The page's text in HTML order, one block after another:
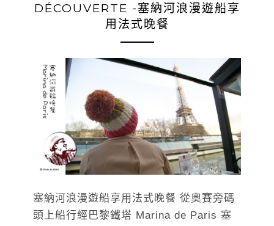
DÉCOUVERTE -塞納河浪漫遊船享
用法式晚餐
塞納河浪漫遊船享用法式晚餐 從奧賽旁碼
頭上船行經巴黎鐵塔 Marina de Paris 塞